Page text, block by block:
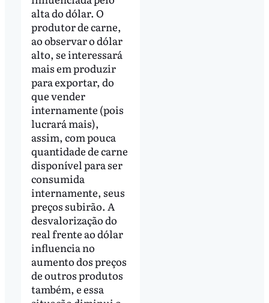
alta do dólar. O
produtor de carne,
ao observar o dólar
alto, se interessará
mais em produzir
para exportar, do
que vender
internamente (pois
lucrará mais),
assim, com pouca
quantidade de carne
disponível para ser
consumida
internamente, seus
preços subirão. A
desvalorização do
real frente ao dólar
influencia no
aumento dos preços
de outros produtos
também, e essa